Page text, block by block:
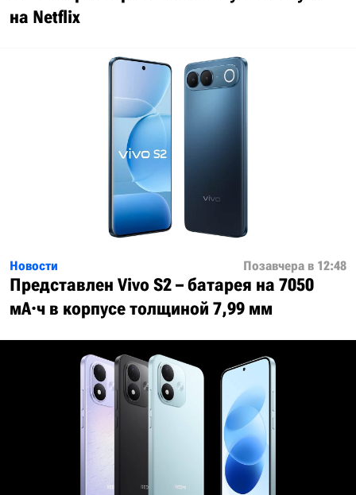
на Netflix
Новости Позавчера в 12:48
Представлен Vivo S2 – батарея на 7050
мА·ч в корпусе толщиной 7,99 мм